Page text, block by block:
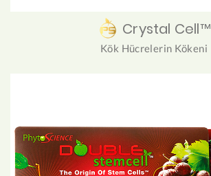
Crystal Cell™
Kök Hücrelerin Kökeni